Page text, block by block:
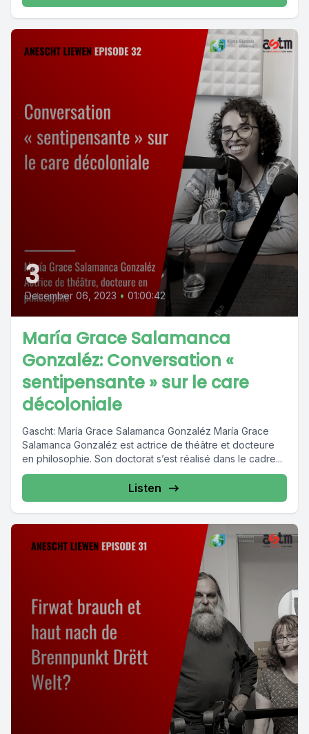
3
December 06, 2023 • 01:00:42
María Grace Salamanca
Gonzaléz: Conversation «
sentipensante » sur le care
décoloniale
Gascht: María Grace Salamanca Gonzaléz María Grace
Salamanca Gonzaléz est actrice de théâtre et docteure
en philosophie. Son doctorat s’est réalisé dans le cadre...
Listen